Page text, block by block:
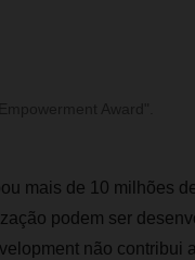
mais de 10 milhões
podem ser
não contribui